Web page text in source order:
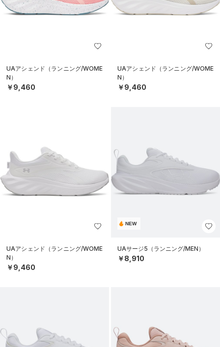
UAアシェンド（ランニング/WOME
N）
￥9,460
UAアシェンド（ランニング/WOME
N）
￥9,460
UAアシェンド（ランニング/WOME
N）
￥9,460
NEW
UAサージ5（ランニング/MEN）
￥8,910